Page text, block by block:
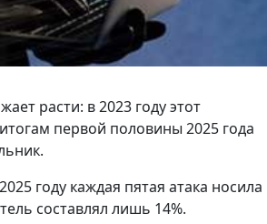
расти: в 2023 году этот
первой половины 2025 года
году каждая пятая атака носила
составлял лишь 14%.